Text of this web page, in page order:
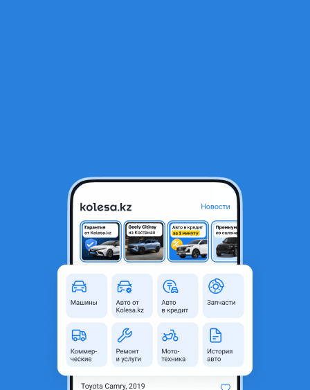
295/35/21 WINTOURA DAVANTI
Алматы, Алматинская
область
Новая
Зимние